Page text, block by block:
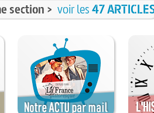
section > voir les47